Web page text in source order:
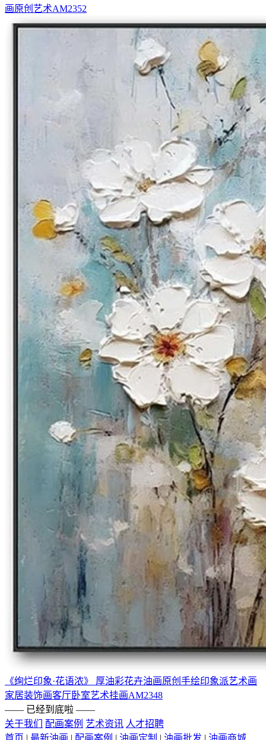
画原创艺术AM2352
《绚烂印象·花语浓》 ‌厚油彩花卉油画原创手绘印象派艺术画
家居装饰画‌客厅卧室艺术挂画AM2348
—— 已经到底啦 ——
关于我们
配画案例 艺术资讯 人才招聘
首页 | 最新油画 | 配画案例 | 油画定制 | 油画批发 | 油画商城